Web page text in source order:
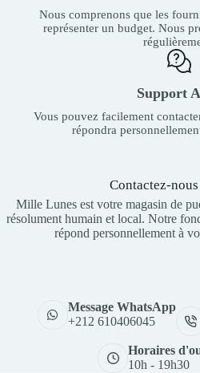
Nous comprenons que les
représenter un budget. Nous
Support
Vous pouvez facilement
répondra
Contactez-
Mille Lunes est votre magasin de
résolument humain et local. Notre
répond personnellement à
Message WhatsApp
+212 610406045
Horaires
10h - 19h30